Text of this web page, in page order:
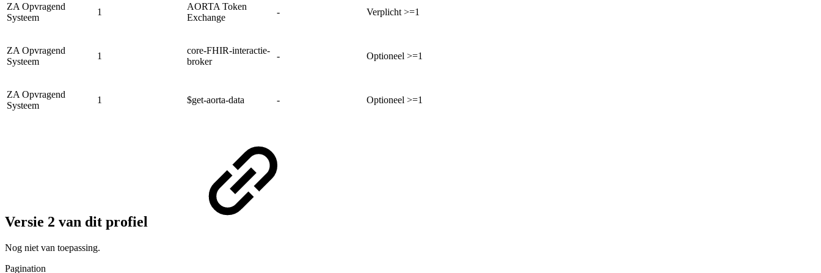
ZA Opvragend
Systeem
1
AORTA Token
Exchange
- Verplicht >=1
ZA Opvragend
Systeem
1
core-FHIR-interactie-
broker
- Optioneel >=1
ZA Opvragend
Systeem
1 $get-aorta-data - Optioneel >=1
Versie 2 van dit profiel
Nog niet van toepassing.
Pagination